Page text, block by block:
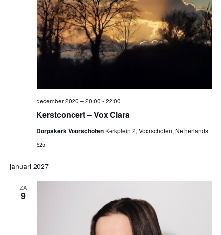
Kerstconcert – Vox Clara
december 2026 – 20:00 -22:00
Dorpskerk Voorschoten Kerkplein 2, Voorschoten, Netherlands
€25
januari 2027
ZA
9